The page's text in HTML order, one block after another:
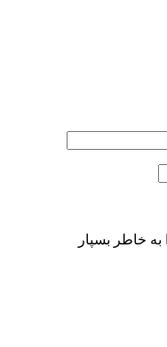
به خاطر بسپار